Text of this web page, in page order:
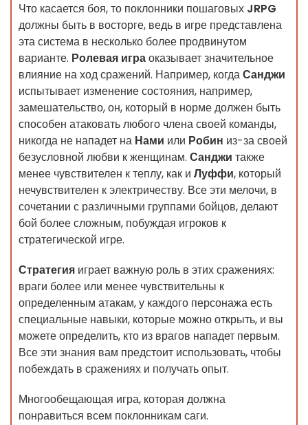
Что касается боя, то поклонники пошаговых JRPG
должны быть в восторге, ведь в игре представлена
эта система в несколько более продвинутом
варианте. Ролевая играоказывает значительное
влияние на ход сражений. Например, когдаСанджи
испытывает изменение состояния, например,
замешательство, он, который в норме должен быть
способен атаковать любого члена своей команды,
никогда не нападет на Нами или Робин из-за своей
безусловной любви к женщинам. Санджи также
менее чувствителен к теплу, как и Луффи, который
нечувствителен к электричеству. Все эти мелочи, в
сочетании с различными группами бойцов, делают
бой более сложным, побуждая игроков к
стратегической игре.
Стратегия играет важную роль в этих сражениях:
враги более или менее чувствительны к
определенным атакам, у каждого персонажа есть
специальные навыки, которые можно открыть, и вы
можете определить, кто из врагов нападет первым.
Все эти знания вам предстоит использовать, чтобы
побеждать в сражениях и получать опыт.
Многообещающая игра, которая должна
понравиться всем поклонникам саги.